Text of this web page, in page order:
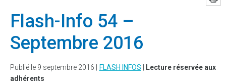
Flash-Info 54 –
Septembre 2016
Publié le 9 septembre 2016 | FLASH INFOS
Lecture réservée aux
adhérents